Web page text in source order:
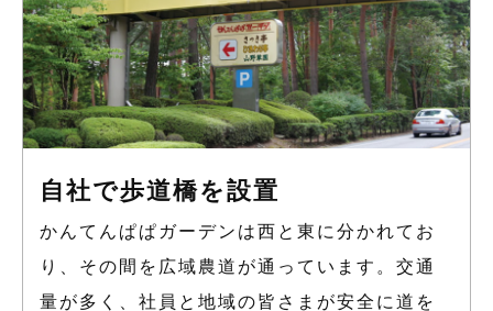
自社で歩道橋を設置
かんてんぱぱガーデンは西と東に分かれてお
り、その間を広域農道が通っています。交通
量が多く、社員と地域の皆さまが安全に道を